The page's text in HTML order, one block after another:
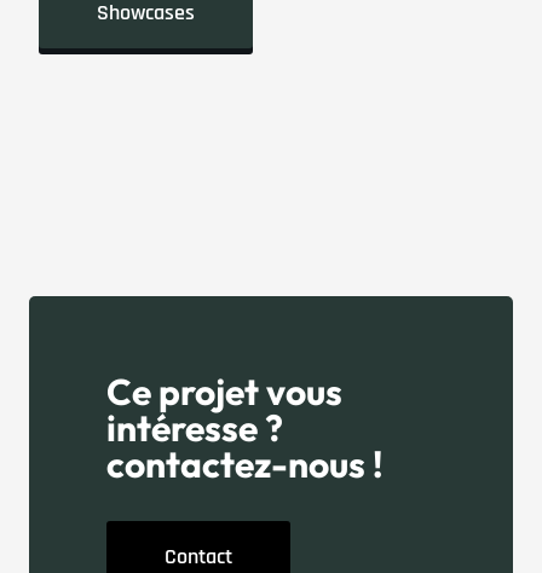
Showcases
Ce projet vous
intéresse ?
contactez-nous !
Contact